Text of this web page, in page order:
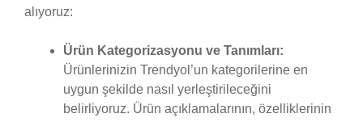
alıyoruz:
Ürün Kategorizasyonu ve Tanımları:
Ürünlerinizin Trendyol’un kategorilerine en
uygun şekilde nasıl yerleştirileceğini
belirliyoruz. Ürün açıklamalarının, özelliklerinin